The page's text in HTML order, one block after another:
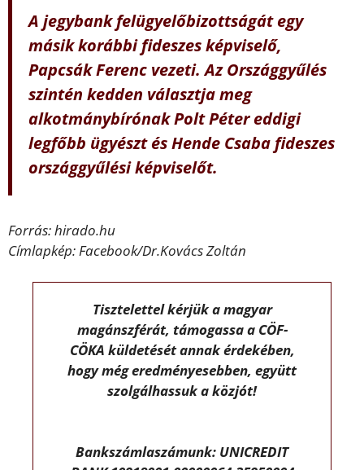
A jegybank felügyelőbizottságát egy
másik korábbi fideszes képviselő,
Papcsák Ferenc vezeti. Az Országgyűlés
szintén kedden választja meg
alkotmánybírónak Polt Péter eddigi
legfőbb ügyészt és Hende Csaba fideszes
országgyűlési képviselőt.
Forrás: hirado.hu
Címlapkép: Facebook/Dr.Kovács Zoltán
Tisztelettel kérjük a magyar
magánszférát, támogassa a CÖF-
CÖKA küldetését annak érdekében,
hogy még eredményesebben, együtt
szolgálhassuk a közjót!
Bankszámlaszámunk: UNICREDIT